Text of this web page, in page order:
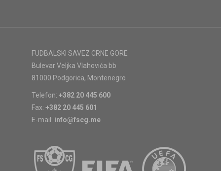
FUDBALSKI SAVEZ CRNE GORE
Bulevar Veljka Vlahovića bb
81000 Podgorica, Montenegro
Telefon: +382 20 445 600
Fax: +382 20 445 601
E-mail: info@fscg.me